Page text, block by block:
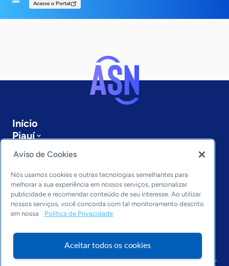
Acesse o Portal
Início
Piauí
Sobre a ASN
Últimas notícias
Entre em contato
Editorias
Economia & Política
Inovação & Tecnologia
Cultura empreendedora
Arquivo
Aviso de Cookies
Nós usamos cookies e outras tecnologias semelhantes para
melhorar a sua experiência em nossos serviços, personalizar
publicidade e recomendar conteúdo de seu interesse. Ao utilizar
nossos serviços, você concorda com tal monitoramento descrito
em nossa
Política de Privacidade
Aceitar todos os cookies